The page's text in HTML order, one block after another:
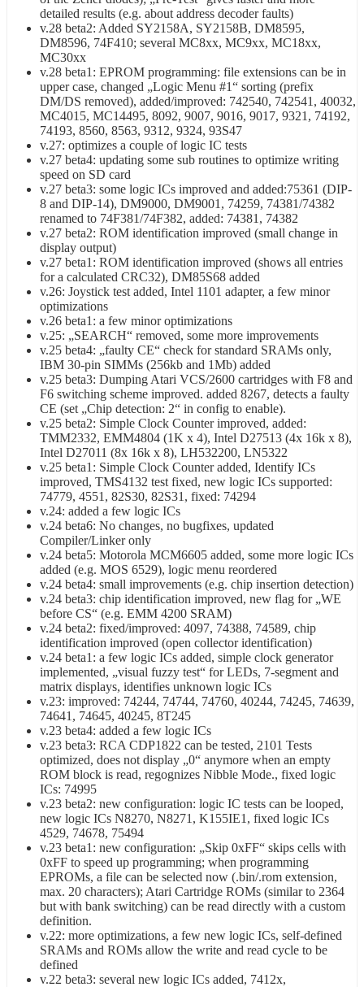
detailed results (e.g. about address decoder faults)
v.28 beta2: Added SY2158A, SY2158B, DM8595,
DM8596, 74F410; several MC8xx, MC9xx, MC18xx,
MC30xx
v.28 beta1: EPROM programming: file extensions can be in
upper case, changed „Logic Menu #1“ sorting (prefix
DM/DS removed), added/improved: 742540, 742541, 40032,
MC4015, MC14495, 8092, 9007, 9016, 9017, 9321, 74192,
74193, 8560, 8563, 9312, 9324, 93S47
v.27: optimizes a couple of logic IC tests
v.27 beta4: updating some sub routines to optimize writing
speed on SD card
v.27 beta3: some logic ICs improved and added:75361 (DIP-
8 and DIP-14), DM9000, DM9001, 74259, 74381/74382
renamed to 74F381/74F382, added: 74381, 74382
v.27 beta2: ROM identification improved (small change in
display output)
v.27 beta1: ROM identification improved (shows all entries
for a calculated CRC32), DM85S68 added
v.26: Joystick test added, Intel 1101 adapter, a few minor
optimizations
v.26 beta1: a few minor optimizations
v.25: „SEARCH“ removed, some more improvements
v.25 beta4: „faulty CE“ check for standard SRAMs only,
IBM 30-pin SIMMs (256kb and 1Mb) added
v.25 beta3: Dumping Atari VCS/2600 cartridges with F8 and
F6 switching scheme improved. added 8267, detects a faulty
CE (set „Chip detection: 2“ in config to enable).
v.25 beta2: Simple Clock Counter improved, added:
TMM2332, EMM4804 (1K x 4), Intel D27513 (4x 16k x 8),
Intel D27011 (8x 16k x 8), LH532200, LN5322
v.25 beta1: Simple Clock Counter added, Identify ICs
improved, TMS4132 test fixed, new logic ICs supported:
74779, 4551, 82S30, 82S31, fixed: 74294
v.24: added a few logic ICs
v.24 beta6: No changes, no bugfixes, updated
Compiler/Linker only
v.24 beta5: Motorola MCM6605 added, some more logic ICs
added (e.g. MOS 6529), logic menu reordered
v.24 beta4: small improvements (e.g. chip insertion detection)
v.24 beta3: chip identification improved, new flag for „WE
before CS“ (e.g. EMM 4200 SRAM)
v.24 beta2: fixed/improved: 4097, 74388, 74589, chip
identification improved (open collector identification)
v.24 beta1: a few logic ICs added, simple clock generator
implemented, „visual fuzzy test“ for LEDs, 7-segment and
matrix displays, identifies unknown logic ICs
v.23: improved: 74244, 74744, 74760, 40244, 74245, 74639,
74641, 74645, 40245, 8T245
v.23 beta4: added a few logic ICs
v.23 beta3: RCA CDP1822 can be tested, 2101 Tests
optimized, does not display „0“ anymore when an empty
ROM block is read, regognizes Nibble Mode., fixed logic
ICs: 74995
v.23 beta2: new configuration: logic IC tests can be looped,
new logic ICs N8270, N8271, K155IE1, fixed logic ICs
4529, 74678, 75494
v.23 beta1: new configuration: „Skip 0xFF“ skips cells with
0xFF to speed up programming; when programming
EPROMs, a file can be selected now (.bin/.rom extension,
max. 20 characters); Atari Cartridge ROMs (similar to 2364
but with bank switching) can be read directly with a custom
definition.
v.22: more optimizations, a few new logic ICs, self-defined
SRAMs and ROMs allow the write and read cycle to be
defined
v.22 beta3: several new logic ICs added, 7412x,